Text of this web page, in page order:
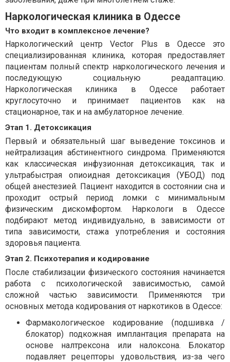
Наркологическая клиника в Одессе
Что входит в комплексное лечение?
Наркологический центр Vector Plus в Одессе это
специализированная клиника, которая предоставляет
пациентам полный спектр наркологического лечения и
последующую социальную реадаптацию.
Наркологическая клиника в Одессе работает
круглосуточно и принимает пациентов как на
стационарное, так и на амбулаторное лечение.
Этап 1. Детоксикация
Первый и обязательный шаг выведение токсинов и
нейтрализация абстинентного синдрома. Применяются
как классическая инфузионная детоксикация, так и
ультрабыстрая опиоидная детоксикация (УБОД) под
общей анестезией. Пациент находится в состоянии сна и
проходит острый период ломки с минимальным
физическим дискомфортом. Наркологи в Одессе
подбирают метод индивидуально, в зависимости от
типа зависимости, стажа употребления и состояния
здоровья пациента.
Этап 2. Психотерапия и кодирование
После стабилизации физического состояния начинается
работа с психологической зависимостью, самой
сложной частью зависимости. Применяются три
основных метода кодирования от наркотиков в Одессе:
Фармакологическое кодирование (подшивка /
блокатор) подкожная имплантация препарата на
основе налтрексона или налоксона. Блокатор
подавляет рецепторы удовольствия, из-за чего